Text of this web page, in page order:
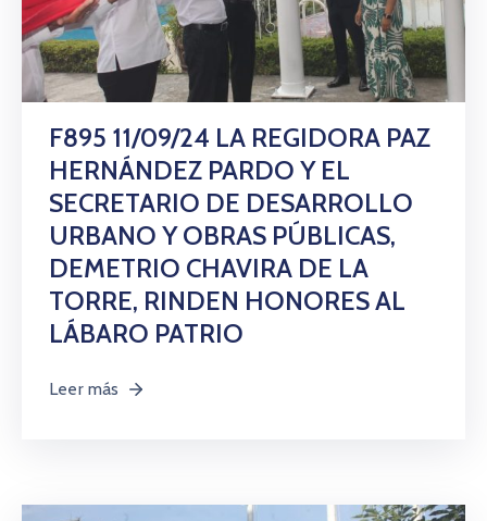
F895 11/09/24 LA REGIDORA PAZ
HERNÁNDEZ PARDO Y EL
SECRETARIO DE DESARROLLO
URBANO Y OBRAS PÚBLICAS,
DEMETRIO CHAVIRA DE LA
TORRE, RINDEN HONORES AL
LÁBARO PATRIO
Leer más